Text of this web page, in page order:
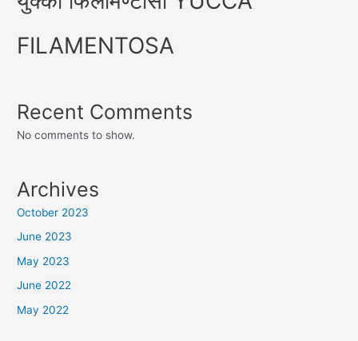
FILAMENTOSA
Recent Comments
No comments to show.
Archives
October 2023
June 2023
May 2023
June 2022
May 2022